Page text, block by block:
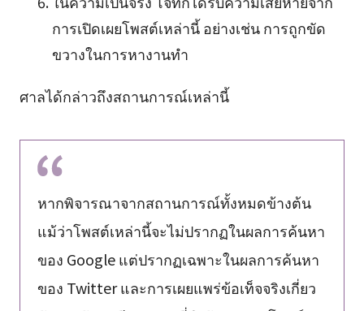
การเปิดเผยโพสต์เหล่านี้ อย่างเช่น การถูกขัด
ขวางในการหางานทำ
ศาลได้กล่าวถึงสถานการณ์เหล่านี้
หากพิจารณาจากสถานการณ์ทั้งหมดข้างต้น
แม้ว่าโพสต์เหล่านี้จะไม่ปรากฏในผลการค้นหา
ของ Google แต่ปรากฏเฉพาะในผลการค้นหา
ของ Twitter และการเผยแพร่ข้อเท็จจริงเกี่ยว